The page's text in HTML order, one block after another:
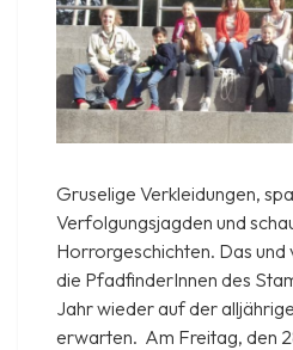
Gruselige Verkleidungen,
Verfolgungsjagden und
Horrorgeschichten. Das und
die PfadfinderInnen des
Jahr wieder auf der
erwarten. Am Freitag, den